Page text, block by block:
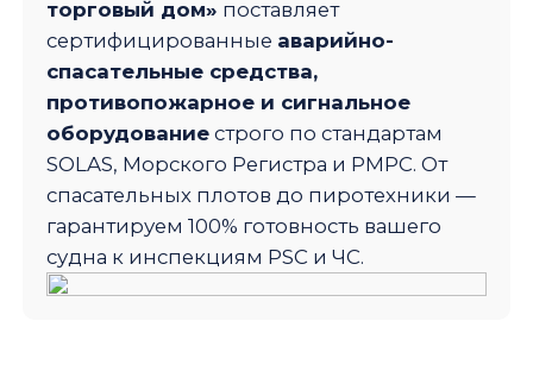
торговый дом» поставляет
сертифицированные аварийно-
спасательные средства,
противопожарное и сигнальное
оборудованиестрого по стандартам
SOLAS, Морского Регистра и РМРС. От
спасательных плотов до пиротехники —
гарантируем 100% готовность вашего
судна к инспекциям PSC и ЧС.